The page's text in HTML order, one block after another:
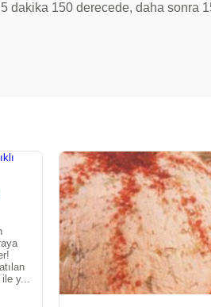
dakika 150 derecede, daha sonra
ile y...